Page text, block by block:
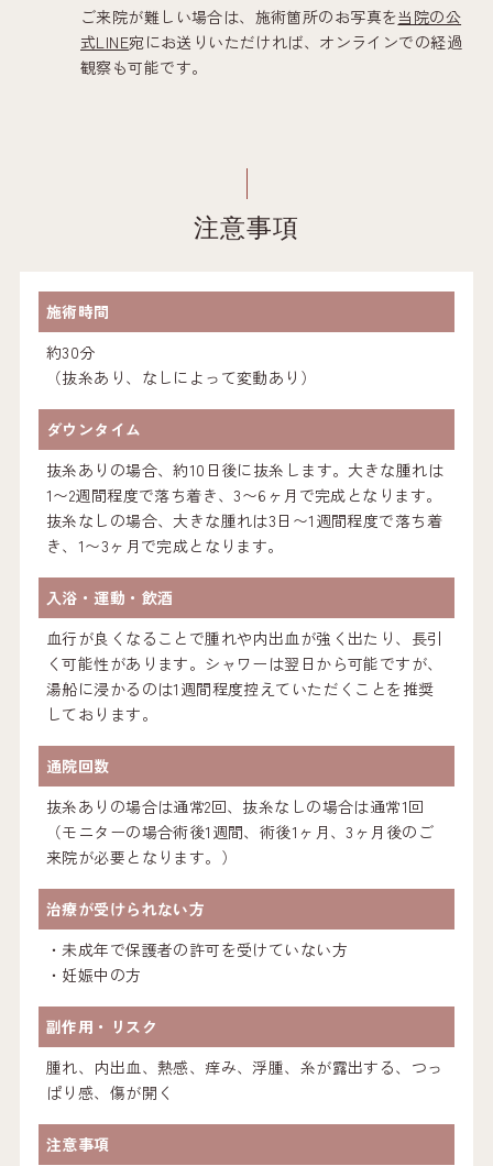
ご来院が難しい場合は、施術箇所のお写真を当院の公
式LINE宛にお送りいただければ、オンラインでの経過
観察も可能です。
注意事項
施術時間
約30分
（抜糸あり、なしによって変動あり）
ダウンタイム
抜糸ありの場合、約10日後に抜糸します。大きな腫れは
1〜2週間程度で落ち着き、3〜6ヶ月で完成となります。
抜糸なしの場合、大きな腫れは3日〜1週間程度で落ち着
き、1〜3ヶ月で完成となります。
入浴・運動・飲酒
血行が良くなることで腫れや内出血が強く出たり、長引
く可能性があります。シャワーは翌日から可能ですが、
湯船に浸かるのは1週間程度控えていただくことを推奨
しております。
通院回数
抜糸ありの場合は通常2回、抜糸なしの場合は通常1回
（モニターの場合術後1週間、術後1ヶ月、3ヶ月後のご
来院が必要となります。）
治療が受けられない方
・未成年で保護者の許可を受けていない方
・妊娠中の方
副作用・リスク
腫れ、内出血、熱感、痒み、浮腫、糸が露出する、つっ
ぱり感、傷が開く
注意事項